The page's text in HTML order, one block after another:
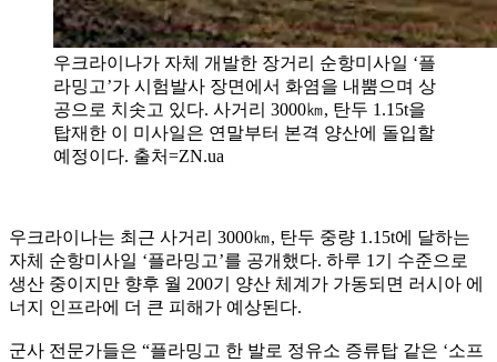
우크라이나가 자체 개발한 장거리 순항미사일 ‘플
라밍고’가 시험발사 장면에서 화염을 내뿜으며 상
공으로 치솟고 있다. 사거리 3000㎞, 탄두 1.15t을
탑재한 이 미사일은 연말부터 본격 양산에 돌입할
예정이다. 출처=ZN.ua
우크라이나는 최근 사거리 3000㎞, 탄두 중량 1.15t에 달하는
자체 순항미사일 ‘플라밍고’를 공개했다. 하루 1기 수준으로
생산 중이지만 향후 월 200기 양산 체계가 가동되면 러시아 에
너지 인프라에 더 큰 피해가 예상된다.
군사 전문가들은 “플라밍고 한 발로 정유소 증류탑 같은 ‘소프